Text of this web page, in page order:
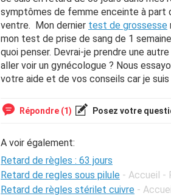
symptômes de femme enceinte à part
ventre. Mon dernier test de grossesse
mon test de prise de sang de 1
quoi penser. Devrai-je prendre une
aller voir un gynécologue ? Nous
votre aide et de vos conseils car je
Répondre (1) Posez votre
A voir également:
Retard de règles : 63 jours
Retard de regles sous pilule - Accueil -
Retard de règles stérilet cuivre -